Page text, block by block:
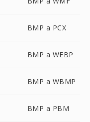
BMP a PCX
BMP a WEBP
BMP a WBMP
BMP a PBM